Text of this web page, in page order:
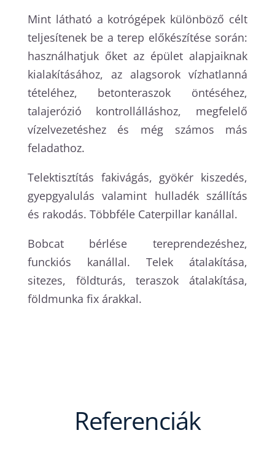
Mint látható a kotrógépek különböző célt
teljesítenek be a terep előkészítése során:
használhatjuk őket az épület alapjaiknak
kialakításához, az alagsorok vízhatlanná
tételéhez, betonteraszok öntéséhez,
talajerózió kontrollálláshoz, megfelelő
vízelvezetéshez és még számos más
feladathoz.
Telektisztítás fakivágás, gyökér kiszedés,
gyepgyalulás valamint hulladék szállítás
és rakodás. Többféle Caterpillar kanállal.
Bobcat bérlése tereprendezéshez,
funckiós kanállal. Telek átalakítása,
sitezes, földturás, teraszok átalakítása,
földmunka fix árakkal.
Referenciák